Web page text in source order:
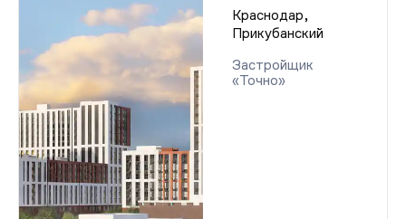
Краснодар,
Прикубанский
Застройщик
«Точно»